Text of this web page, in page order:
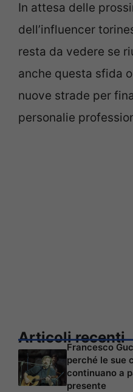
In attesa delle
dell’influencer
resta da vedere se
anche questa sfida
nuove strade per
personalie
Articoli recenti
Francesco
perché le sue
continuano a
presente